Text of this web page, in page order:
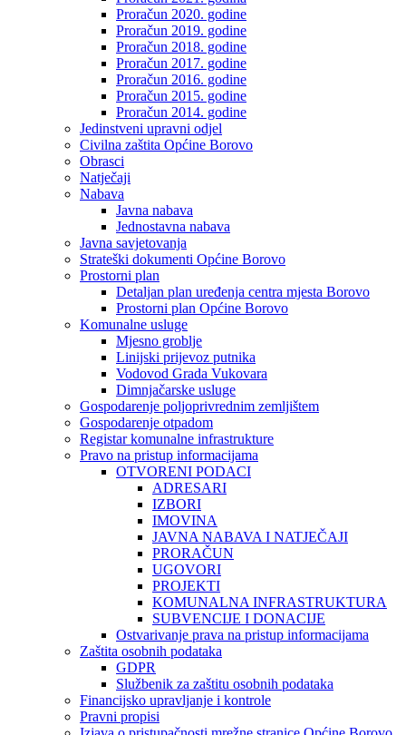
Proračun 2020. godine
Proračun 2019. godine
Proračun 2018. godine
Proračun 2017. godine
Proračun 2016. godine
Proračun 2015. godine
Proračun 2014. godine
Jedinstveni upravni odjel
Civilna zaštita Općine Borovo
Obrasci
Natječaji
Nabava
Javna nabava
Jednostavna nabava
Javna savjetovanja
Strateški dokumenti Općine Borovo
Prostorni plan
Detaljan plan uređenja centra mjesta Borovo
Prostorni plan Općine Borovo
Komunalne usluge
Mjesno groblje
Linijski prijevoz putnika
Vodovod Grada Vukovara
Dimnjačarske usluge
Gospodarenje poljoprivrednim zemljištem
Gospodarenje otpadom
Registar komunalne infrastrukture
Pravo na pristup informacijama
OTVORENI PODACI
ADRESARI
IZBORI
IMOVINA
JAVNA NABAVA I NATJEČAJI
PRORAČUN
UGOVORI
PROJEKTI
KOMUNALNA INFRASTRUKTURA
SUBVENCIJE I DONACIJE
Ostvarivanje prava na pristup informacijama
Zaštita osobnih podataka
GDPR
Službenik za zaštitu osobnih podataka
Financijsko upravljanje i kontrole
Pravni propisi